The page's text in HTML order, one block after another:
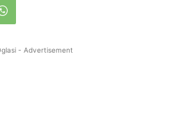
- Advertisement